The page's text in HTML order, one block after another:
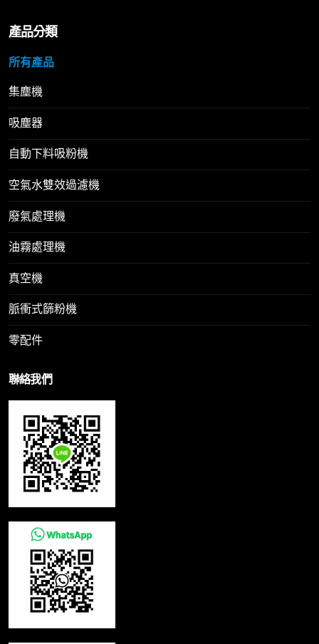
產品分類
所有產品
集塵機
吸塵器
自動下料吸粉機
空氣水雙效過濾機
廢氣處理機
油霧處理機
真空機
脈衝式篩粉機
零配件
聯絡我們